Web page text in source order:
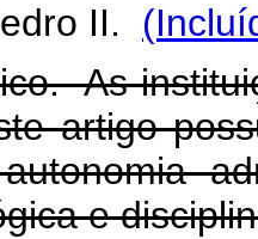
II.
As
artigo
e